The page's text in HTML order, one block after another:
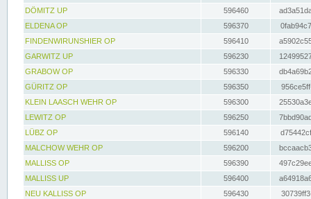
DÖMITZ UP
596460
ELDENA OP
596370
FINDENWIRUNSHIER OP
596410
GARWITZ UP
596230
GRABOW OP
596330
GÜRITZ OP
596350
KLEIN LAASCH WEHR OP
596300
LEWITZ OP
596250
LÜBZ OP
596140
MALCHOW WEHR OP
596200
MALLISS OP
596390
MALLISS UP
596400
NEU KALLISS OP
596430